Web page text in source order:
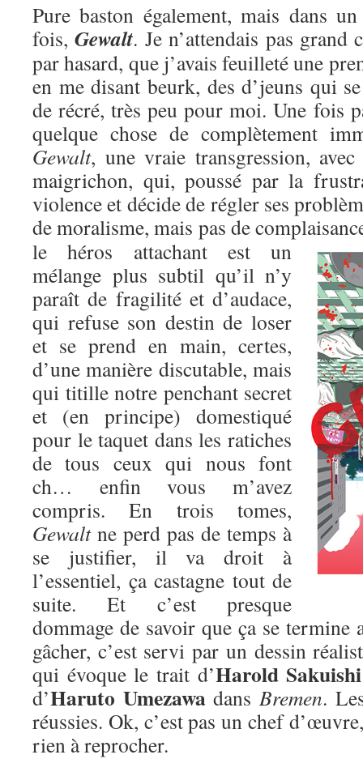
Pure baston également, mais dans
fois,Gewalt. Je n’attendais pas grand
par hasard, que j’avais feuilleté une
en me disant beurk, des d’jeuns qui
de récré, très peu pour moi. Une fois
quelque chose de complètement
Gewalt, une vraie transgression,
maigrichon, qui, poussé par la
violence et décide de régler ses
de moralisme, mais pas de
le héros attachant est un
mélange plus subtil qu’il n’y
paraît de fragilité et d’audace,
qui refuse son destin de loser
et se prend en main, certes,
d’une manière discutable, mais
qui titille notre penchant secret
et (en principe) domestiqué
pour le taquet dans les ratiches
de tous ceux qui nous font
ch… enfin vous m’avez
compris. En trois tomes,
Gewaltne perd pas de temps à
se justifier, il va droit à
l’essentiel, ça castagne tout de
suite. Et c’est presque
dommage de savoir que ça se
gâcher, c’est servi par un dessin
qui évoque le trait d’Harold Sakuishi
d’Haruto UmezawadansBremen.
réussies. Ok, c’est pas un chef
rien à reprocher.